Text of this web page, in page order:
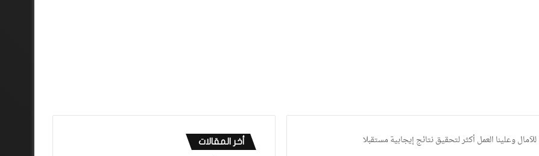
وعلينا العمل أكثر لتحقيق نتائج إيجابية مستقبلا
أخر المقالات